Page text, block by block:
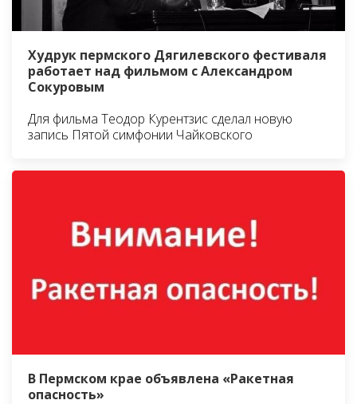
Худрук пермского Дягилевского фестиваля
работает над фильмом с Александром
Сокуровым
Для фильма Теодор Курентзис сделал новую
запись Пятой симфонии Чайковского
В Пермском крае объявлена «Ракетная
опасность»